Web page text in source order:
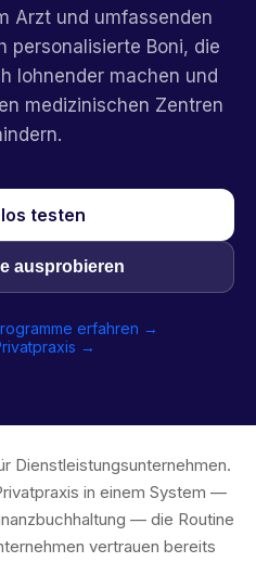
Arzt und umfassenden
personalisierte Boni, die
lohnender machen und
medizinischen Zentren
testen
ausprobieren
erfahren →
→
Dienstleistungsunternehmen.
in einem System —
— die Routine
vertrauen bereits